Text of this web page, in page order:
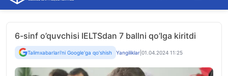
content
6-sinf o’quvchisi IELTSdan 7 ballni qo’lga kiritdi
Talimxabarlari'ni Google'ga qo'shish Yangiliklar 01.04.2024 11:25